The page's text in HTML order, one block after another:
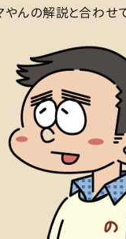
やんの解説と合わせ